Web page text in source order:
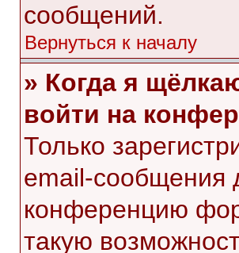
сообщений.
Вернуться к началу
» Когда я
войти на
Только
email-сообщения
конференцию
такую